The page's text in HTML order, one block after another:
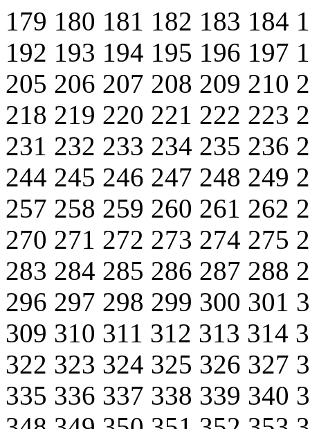
179 180 181 182 183 184
192 193 194 195 196 197
205 206 207 208 209 210
218 219 220 221 222 223
231 232 233 234 235 236
244 245 246 247 248 249
257 258 259 260 261 262
270 271 272 273 274 275
283 284 285 286 287 288
296 297 298 299 300 301
309 310 311 312 313 314
322 323 324 325 326 327
335 336 337 338 339 340